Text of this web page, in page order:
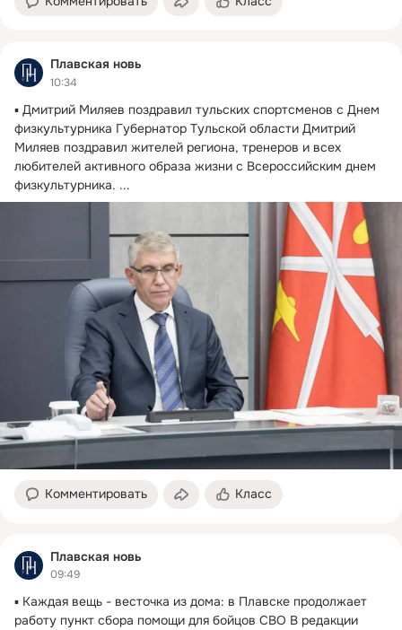
Плавская новь
10:34
▪ Дмитрий Миляев поздравил тульских спортсменов с Днем
физкультурника Губернатор Тульской области Дмитрий
Миляев поздравил жителей региона, тренеров и всех
любителей активного образа жизни с Всероссийским днем
физкультурника. ...
Комментировать Класс
Плавская новь
09:49
▪ Каждая вещь - весточка из дома: в Плавске продолжает
работу пункт сбора помощи для бойцов СВО В редакции